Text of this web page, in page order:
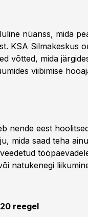
nüanss, mida
KSA Silmakeskus
võtted, mida
viibimise
nende eest
mida saad teha
natukenegi
reegel